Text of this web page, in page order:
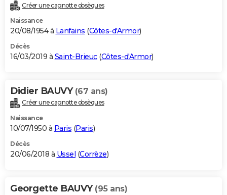
Créer une cagnotte obsèques
Naissance
20/08/1954 à Lanfains (Côtes-d'Armor)
Décès
16/03/2019 à Saint-Brieuc(Côtes-d'Armor)
Didier BAUVY (67 ans)
Créer une cagnotte obsèques
Naissance
10/07/1950 à Paris (Paris)
Décès
20/06/2018 à Ussel (Corrèze)
Georgette BAUVY (95 ans)